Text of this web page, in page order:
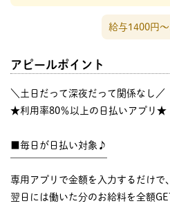
給与1400円
アピールポイント
＼土日だって深夜だって関係なし／
★利用率80％以上の日払いアプリ★
■毎日が日払い対象♪
専用アプリで金額を入力するだけで、
翌日には働いた分のお給料を全額